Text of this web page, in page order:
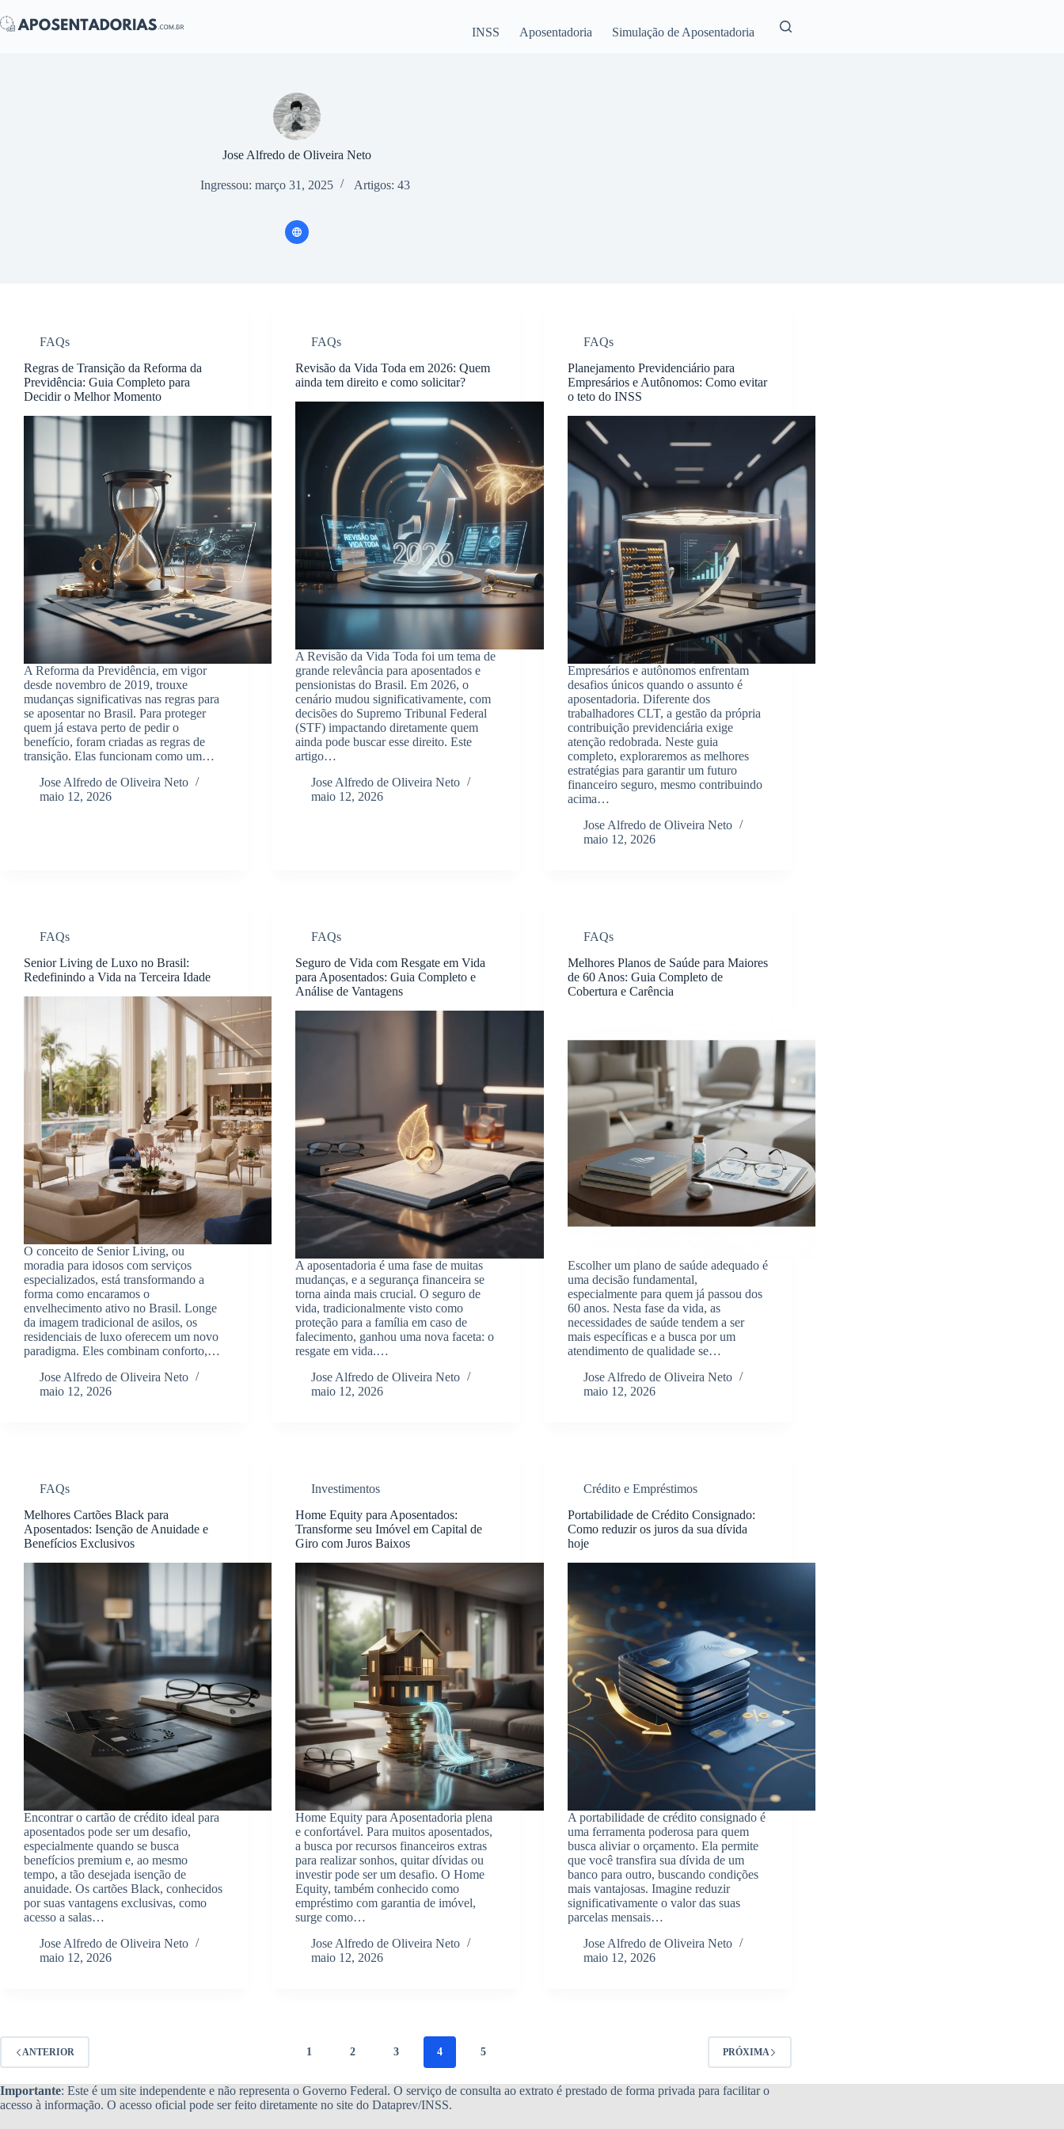
para
INSS Aposentadoria Simulação de Aposentadoria
Jose Alfredo de Oliveira Neto
Ingressou: março 31, 2025 Artigos: 43
FAQs
Regras de Transição da Reforma da
Previdência: Guia Completo para
Decidir o Melhor Momento
A Reforma da Previdência, em vigor
desde novembro de 2019, trouxe
mudanças significativas nas regras para
se aposentar no Brasil. Para proteger
quem já estava perto de pedir o
benefício, foram criadas as regras de
transição. Elas funcionam como um…
Jose Alfredo de Oliveira Neto
maio 12, 2026
FAQs
Revisão da Vida Toda em 2026: Quem
ainda tem direito e como solicitar?
A Revisão da Vida Toda foi um tema de
grande relevância para aposentados e
pensionistas do Brasil. Em 2026, o
cenário mudou significativamente, com
decisões do Supremo Tribunal Federal
(STF) impactando diretamente quem
ainda pode buscar esse direito. Este
artigo…
Jose Alfredo de Oliveira Neto
maio 12, 2026
FAQs
Planejamento Previdenciário para
Empresários e Autônomos: Como evitar
o teto do INSS
Empresários e autônomos enfrentam
desafios únicos quando o assunto é
aposentadoria. Diferente dos
trabalhadores CLT, a gestão da própria
contribuição previdenciária exige
atenção redobrada. Neste guia
completo, exploraremos as melhores
estratégias para garantir um futuro
financeiro seguro, mesmo contribuindo
acima…
Jose Alfredo de Oliveira Neto
maio 12, 2026
FAQs
Senior Living de Luxo no Brasil:
Redefinindo a Vida na Terceira Idade
O conceito de Senior Living, ou
moradia para idosos com serviços
especializados, está transformando a
forma como encaramos o
envelhecimento ativo no Brasil. Longe
da imagem tradicional de asilos, os
residenciais de luxo oferecem um novo
paradigma. Eles combinam conforto,…
Jose Alfredo de Oliveira Neto
maio 12, 2026
FAQs
Seguro de Vida com Resgate em Vida
para Aposentados: Guia Completo e
Análise de Vantagens
A aposentadoria é uma fase de muitas
mudanças, e a segurança financeira se
torna ainda mais crucial. O seguro de
vida, tradicionalmente visto como
proteção para a família em caso de
falecimento, ganhou uma nova faceta: o
resgate em vida.…
Jose Alfredo de Oliveira Neto
maio 12, 2026
FAQs
Melhores Planos de Saúde para Maiores
de 60 Anos: Guia Completo de
Cobertura e Carência
Escolher um plano de saúde adequado é
uma decisão fundamental,
especialmente para quem já passou dos
60 anos. Nesta fase da vida, as
necessidades de saúde tendem a ser
mais específicas e a busca por um
atendimento de qualidade se…
Jose Alfredo de Oliveira Neto
maio 12, 2026
FAQs
Melhores Cartões Black para
Aposentados: Isenção de Anuidade e
Benefícios Exclusivos
Encontrar o cartão de crédito ideal para
aposentados pode ser um desafio,
especialmente quando se busca
benefícios premium e, ao mesmo
tempo, a tão desejada isenção de
anuidade. Os cartões Black, conhecidos
por suas vantagens exclusivas, como
acesso a salas…
Jose Alfredo de Oliveira Neto
maio 12, 2026
Investimentos
Home Equity para Aposentados:
Transforme seu Imóvel em Capital de
Giro com Juros Baixos
Home Equity para Aposentadoria plena
e confortável. Para muitos aposentados,
a busca por recursos financeiros extras
para realizar sonhos, quitar dívidas ou
investir pode ser um desafio. O Home
Equity, também conhecido como
empréstimo com garantia de imóvel,
surge como…
Jose Alfredo de Oliveira Neto
maio 12, 2026
Crédito e Empréstimos
Portabilidade de Crédito Consignado:
Como reduzir os juros da sua dívida
hoje
A portabilidade de crédito consignado é
uma ferramenta poderosa para quem
busca aliviar o orçamento. Ela permite
que você transfira sua dívida de um
banco para outro, buscando condições
mais vantajosas. Imagine reduzir
significativamente o valor das suas
parcelas mensais…
Jose Alfredo de Oliveira Neto
maio 12, 2026
ANTERIOR 1 2 3 4 5 PRÓXIMA
Importante: Este é um site independente e não representa o Governo Federal. O serviço de consulta ao extrato é prestado de forma privada para facilitar o
acesso à informação. O acesso oficial pode ser feito diretamente no site do Dataprev/INSS.